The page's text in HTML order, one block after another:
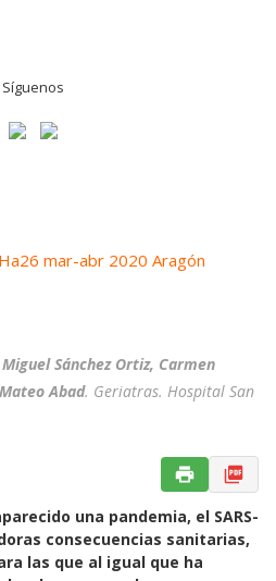
Síguenos
mar-abr 2020 Aragón
Sánchez Ortiz, Carmen
Abad. Geriatras. Hospital San
una pandemia, el SARS-
consecuencias sanitarias,
las que al igual que ha